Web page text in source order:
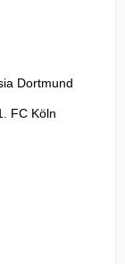
Dortmund
FC Köln